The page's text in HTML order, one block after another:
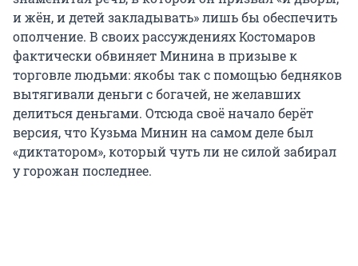
и жён, и детей закладывать» лишь бы обеспечить
ополчение. В своих рассуждениях Костомаров
фактически обвиняет Минина в призыве к
торговле людьми: якобы так с помощью бедняков
вытягивали деньги с богачей, не желавших
делиться деньгами. Отсюда своё начало берёт
версия, что Кузьма Минин на самом деле был
«диктатором», который чуть ли не силой забирал
у горожан последнее.